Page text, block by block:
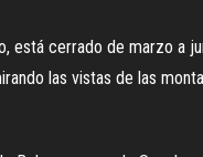
está cerrado de marzo a
las vistas de las